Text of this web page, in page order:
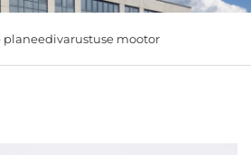
planeedivarustuse mootor